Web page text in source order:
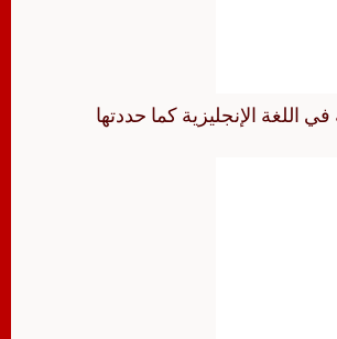
كلمة في اللغة الإنجليزية كما حددتها